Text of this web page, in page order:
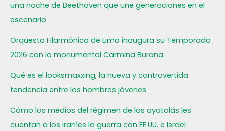
una noche de Beethoven que une generaciones en el
escenario
Orquesta Filarmónica de Lima inaugura su Temporada
2026 con la monumental Carmina Burana.
Qué es el looksmaxxing, la nueva y controvertida
tendencia entre los hombres jóvenes
Cómo los medios del régimen de los ayatolás les
cuentan a los iraníes la guerra con EE.UU. e Israel